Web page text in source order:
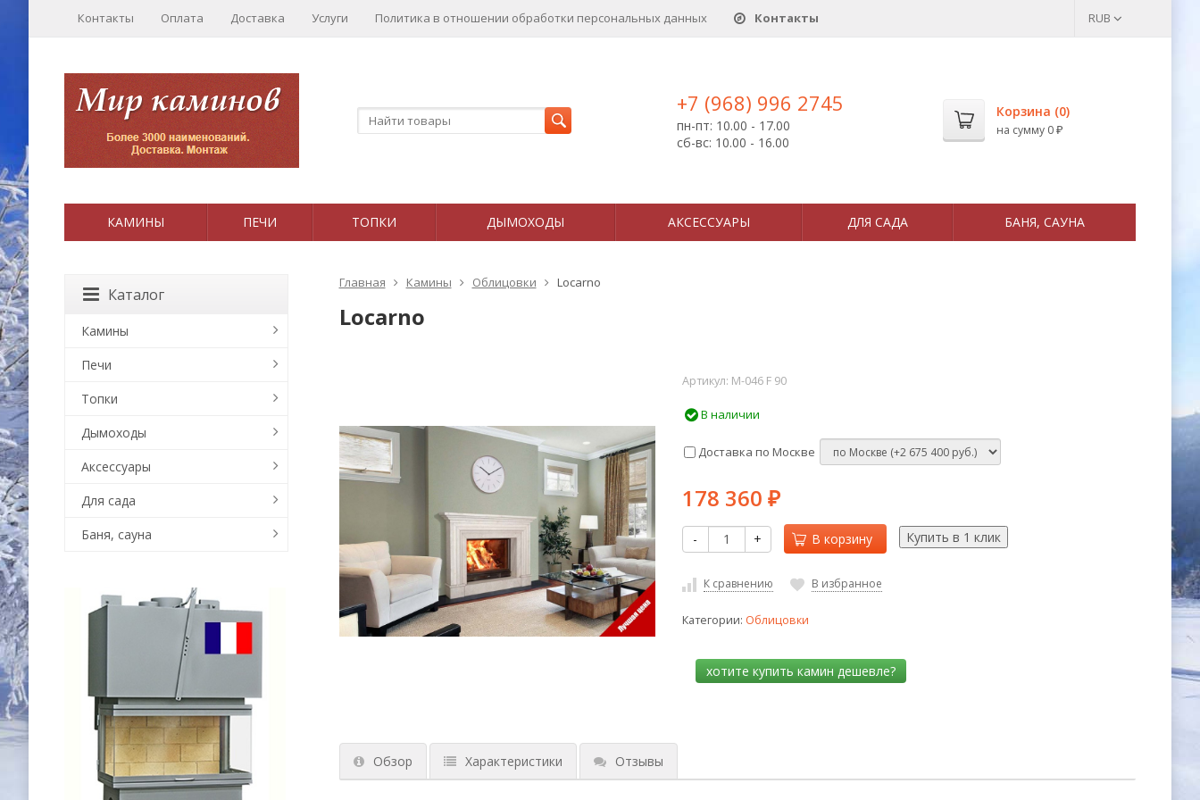
Контакты Оплата Доставка Услуги Политика в отношении обработки персональных данныx Контакты RUB
+7 (968) 996 2745
пн-пт: 10.00 - 17.00
сб-вс: 10.00 - 16.00
Корзина (0)
на сумму 0 ₽
КАМИНЫ ПЕЧИ ТОПКИ ДЫМОХОДЫ АКСЕССУАРЫ ДЛЯ САДА БАНЯ, САУНА
Главная Камины Облицовки Locarno
Locarno
Артикул: M-046 F 90
В наличии
Доставка по Москве
178 360 ₽
- + В корзину
К сравнению В избранное
Категории: Облицовки
Обзор Характеристики Отзывы
Каталог
Камины
Печи
Топки
Дымоходы
Аксессуары
Для сада
Баня, сауна